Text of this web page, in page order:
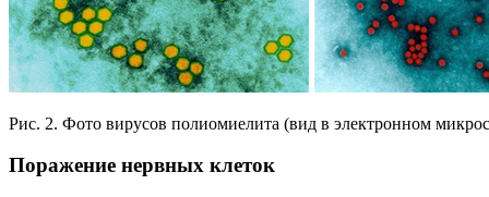
Рис. 2. Фото вирусов полиомиелита (вид в электронном
Поражение нервных клеток